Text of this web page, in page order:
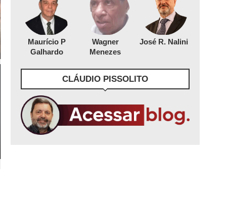
Maurício P
Galhardo
Wagner
Menezes
José R. Nalini
CLÁUDIO PISSOLITO